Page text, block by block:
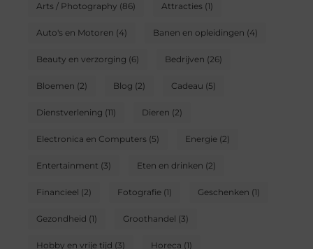
Arts / Photography (86) Attracties(1)
Auto's en Motoren (4) Banen en opleidingen (4)
Beauty en verzorging (6) Bedrijven (26)
Bloemen (2) Blog (2) Cadeau (5)
Dienstverlening (11) Dieren (2)
Electronica en Computers(5) Energie(2)
Entertainment (3) Eten en drinken (2)
Financieel (2) Fotografie(1) Geschenken (1)
Gezondheid (1) Groothandel (3)
Hobby en vrije tijd (3) Horeca (1)